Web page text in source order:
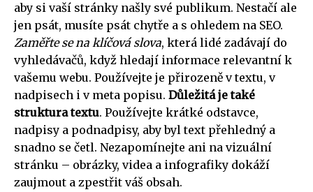
aby si vaší stránky našly své publikum. Nestačí ale
jen psát, musíte psát chytře a s ohledem na SEO.
Zaměřte se na klíčová slova, která lidé zadávají do
vyhledávačů, když hledají informace relevantní k
vašemu webu. Používejte je přirozeně v textu, v
nadpisech i v meta popisu. Důležitá je také
struktura textu. Používejte krátké odstavce,
nadpisy a podnadpisy, aby byl text přehledný a
snadno se četl. Nezapomínejte ani na vizuální
stránku – obrázky, videa a infografiky dokáží
zaujmout a zpestřit váš obsah.